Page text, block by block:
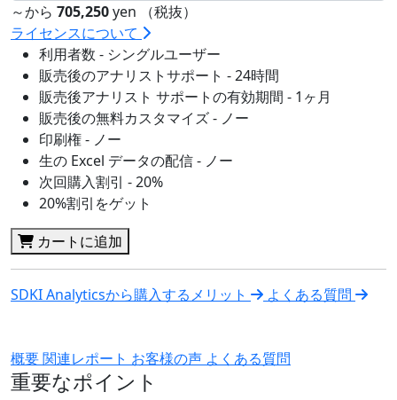
～から 705,250yen （税抜）
ライセンスについて
利用者数 - シングルユーザー
販売後のアナリストサポート - 24時間
販売後アナリスト サポートの有効期間 - 1ヶ月
販売後の無料カスタマイズ - ノー
印刷権 - ノー
生の Excel データの配信 - ノー
次回購入割引 - 20%
20%割引をゲット
カートに追加
SDKI Analyticsから購入するメリット よくある質問
概要関連レポート お客様の声 よくある質問
重要なポイント